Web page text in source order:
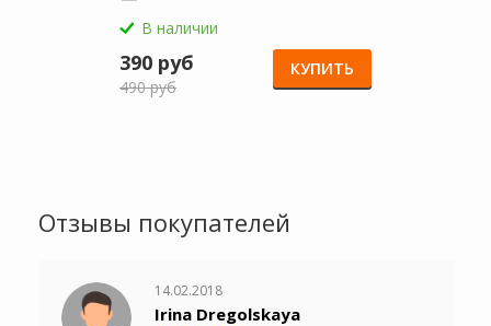
В наличии
390 руб
490 руб
КУПИТЬ
Отзывы покупателей
14.02.2018
Irina Dregolskaya